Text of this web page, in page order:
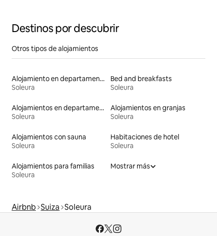
Destinos por descubrir
Otros tipos de alojamientos
Alojamiento en departamentos
Soleura
Bed and breakfasts
Soleura
Alojamientos en departamentos con servicios incluidos
Soleura
Alojamientos en granjas
Soleura
Alojamientos con sauna
Soleura
Habitaciones de hotel
Soleura
Alojamientos para familias
Soleura
Mostrar más
Airbnb Suiza Soleura